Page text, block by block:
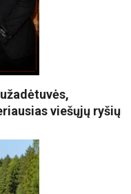
viešųjų ryšių